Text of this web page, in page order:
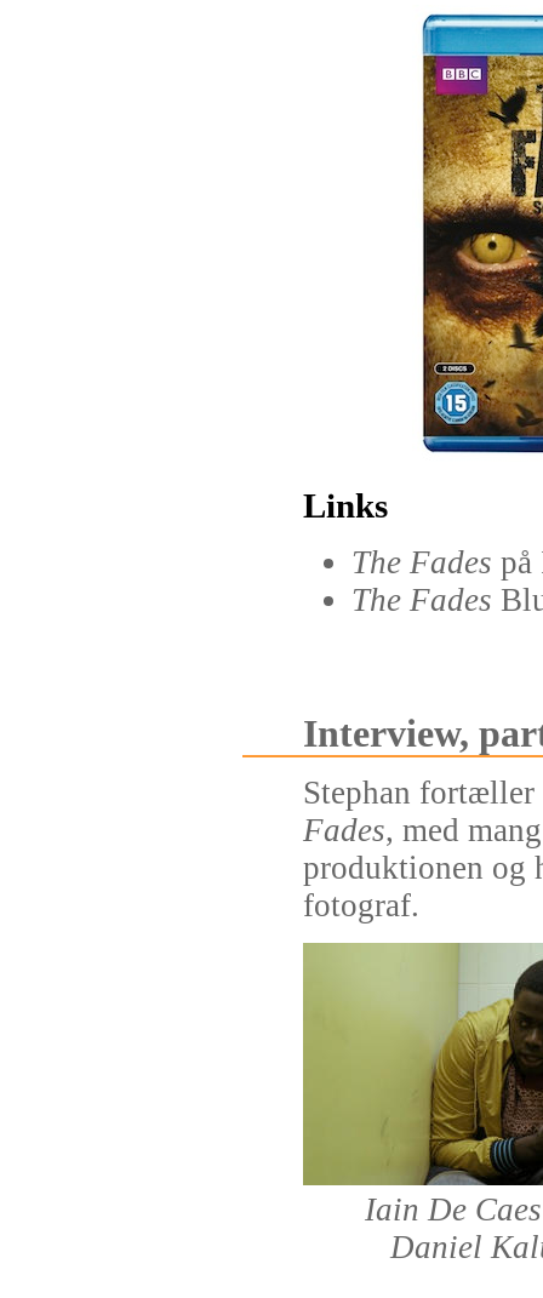
Links
The Fades
The Fades
Interview,
Stephan
Fades, med
produktionen og
fotograf.
Iain De
Daniel